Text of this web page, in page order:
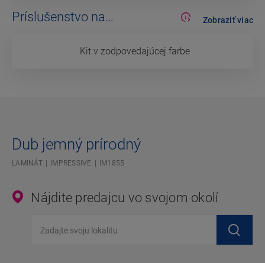
Príslušenstvo na
Kit v zodpovedajúcej farbe
Zobraziť viac
Dub jemný prírodný
LAMINÁT IMPRESSIVE IM1855
Nájdite predajcu vo svojom okolí